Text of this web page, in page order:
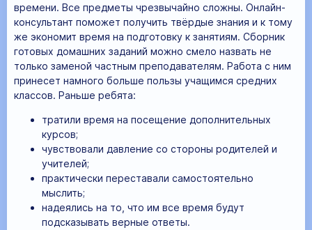
времени. Все предметы чрезвычайно сложны. Онлайн-
консультант поможет получить твёрдые знания и к тому
же экономит время на подготовку к занятиям. Сборник
готовых домашних заданий можно смело назвать не
только заменой частным преподавателям. Работа с ним
принесет намного больше пользы учащимся средних
классов. Раньше ребята:
тратили время на посещение дополнительных
курсов;
чувствовали давление со стороны родителей и
учителей;
практически переставали самостоятельно
мыслить;
надеялись на то, что им все время будут
подсказывать верные ответы.